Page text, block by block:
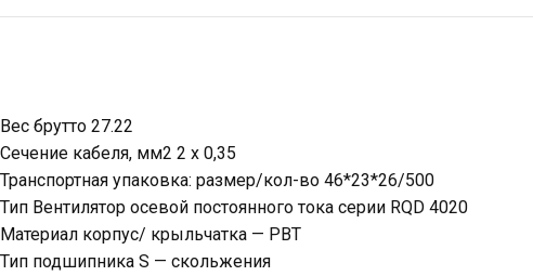
Вес брутто 27.22
Сечение кабеля, мм2 2 х 0,35
Транспортная упаковка: размер/кол-во 46*23*26/500
Тип Вентилятор осевой постоянного тока серии RQD 4020
Материал корпус/ крыльчатка — PBT
Тип подшипника S — скольжения